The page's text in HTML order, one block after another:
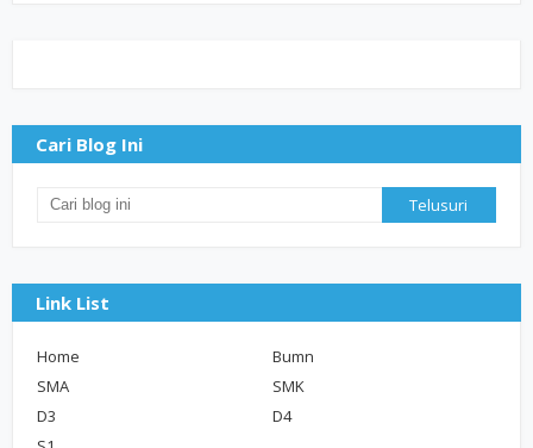
Cari Blog Ini
Link List
Home
Bumn
SMA
SMK
D3
D4